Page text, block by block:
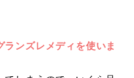
ランズレメディを使いま